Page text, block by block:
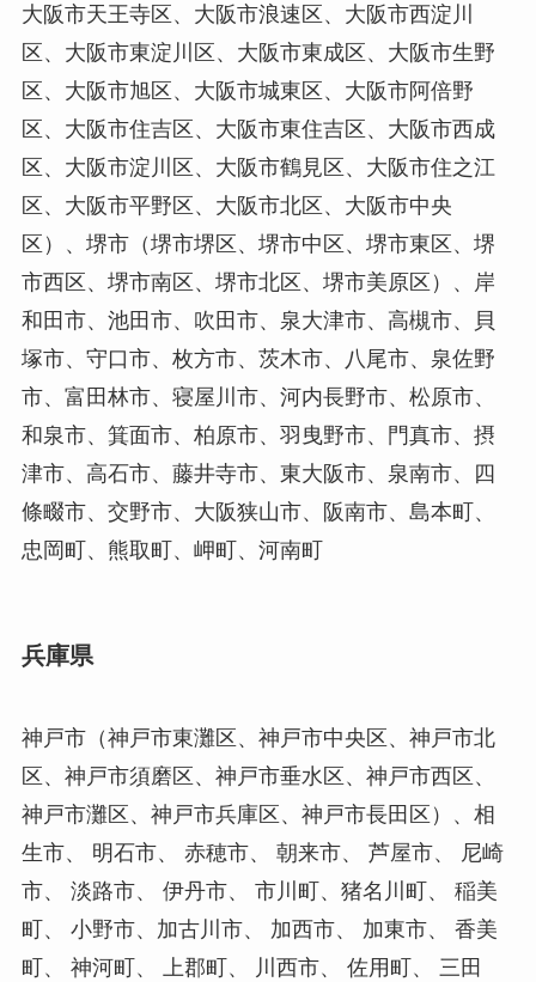
大阪市天王寺区、大阪市浪速区、大阪市西淀川
区、大阪市東淀川区、大阪市東成区、大阪市生野
区、大阪市旭区、大阪市城東区、大阪市阿倍野
区、大阪市住吉区、大阪市東住吉区、大阪市西成
区、大阪市淀川区、大阪市鶴見区、大阪市住之江
区、大阪市平野区、大阪市北区、大阪市中央
区）、堺市（堺市堺区、堺市中区、堺市東区、堺
市西区、堺市南区、堺市北区、堺市美原区）、岸
和田市、池田市、吹田市、泉大津市、高槻市、貝
塚市、守口市、枚方市、茨木市、八尾市、泉佐野
市、富田林市、寝屋川市、河内長野市、松原市、
和泉市、箕面市、柏原市、羽曳野市、門真市、摂
津市、高石市、藤井寺市、東大阪市、泉南市、四
條畷市、交野市、大阪狭山市、阪南市、島本町、
忠岡町、熊取町、岬町、河南町
兵庫県
神戸市（神戸市東灘区、神戸市中央区、神戸市北
区、神戸市須磨区、神戸市垂水区、神戸市西区、
神戸市灘区、神戸市兵庫区、神戸市長田区）、相
生市、 明石市、 赤穂市、 朝来市、 芦屋市、 尼崎
市、 淡路市、 伊丹市、 市川町、猪名川町、 稲美
町、 小野市、加古川市、 加西市、 加東市、 香美
町、 神河町、 上郡町、 川西市、 佐用町、 三田